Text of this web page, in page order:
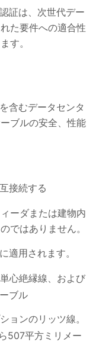
証は、次世代デー
た要件への適合性
す。
含むデータセンタ
ブルの安全、性能
接続する
ーダまたは建物内
ではありません。
適用されます。
心絶縁線、および
ブル
ョンのリッツ線。
507平方ミリメー